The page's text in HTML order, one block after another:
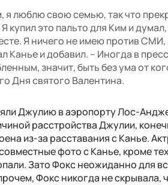
я люблю свою семью, так что
купил это пальто для Ким и
Я ничего не имею против
Канье и добавил. – Иногда в
значит, быть без ума от
Дня святого Валентина.
Джулию в аэропорту Лос-
расстройства Джулии,
из-за расставания с Канье.
фото с Канье, кроме
Зато Фокс неожиданно для
Фокс никогда не скрывала,